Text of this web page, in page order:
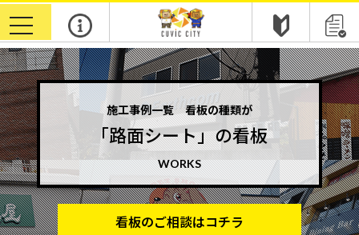
toggle
navigation
施工事例一覧 看板の種類が
「路面シート」の看板
WORKS
看板のご相談はコチラ